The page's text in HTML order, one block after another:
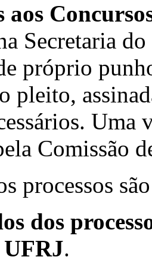
Secretaria
próprio
pleito,
Uma
Comissão
processos
dos
.